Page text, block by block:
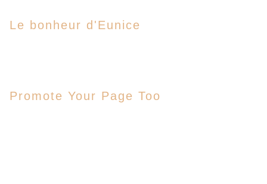
Le bonheur d'Eunice
Promote Your Page Too